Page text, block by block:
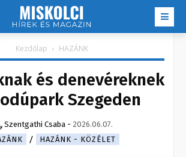
Kezdőlap HAZÁNK
és denevéreknek
Szegeden
Szentgathi Csaba - 2026.06.07.
HAZÁNK - KÖZÉLET